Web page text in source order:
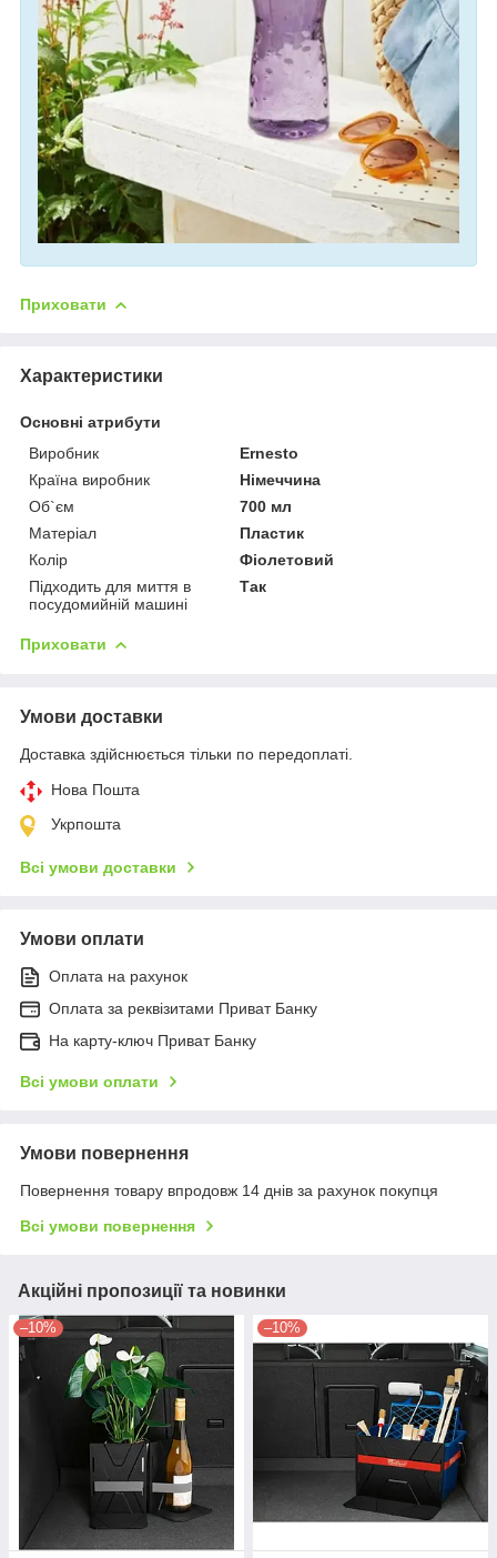
Приховати
Характеристики
Основні атрибути
Виробник
Ernesto
Країна виробник
Німеччина
Об`єм
700 мл
Матеріал
Пластик
Колір
Фіолетовий
Підходить для миття в
посудомийній машині
Так
Приховати
Умови доставки
Доставка здійснюється тільки по передоплаті.
Нова Пошта
Укрпошта
Всі умови доставки
Умови оплати
Оплата на рахунок
Оплата за реквізитами Приват Банку
На карту-ключ Приват Банку
Всі умови оплати
Умови повернення
Повернення товару впродовж 14 днів за рахунок покупця
Всі умови повернення
Акційні пропозиції та новинки
–10% –10%